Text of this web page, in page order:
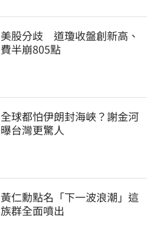
美股分歧　道瓊收盤創新高、
費半崩805點
全球都怕伊朗封海峽？謝金河
曝台灣更驚人
黃仁勳點名「下一波浪潮」這
族群全面噴出